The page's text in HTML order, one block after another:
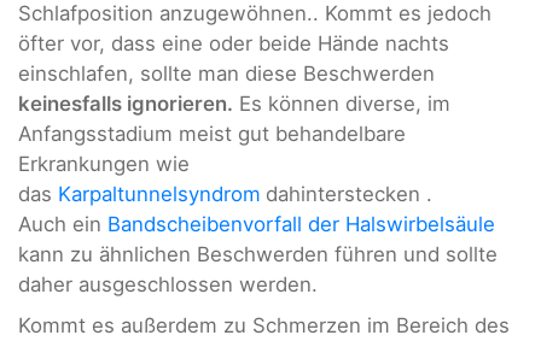
Schlafposition anzugewöhnen.. Kommt es jedoch
öfter vor, dass eine oder beide Hände nachts
einschlafen, sollte man diese Beschwerden
keinesfalls ignorieren. Es können diverse, im
Anfangsstadium meist gut behandelbare
Erkrankungen wie
das Karpaltunnelsyndrom dahinterstecken .
Auch ein Bandscheibenvorfall der Halswirbelsäule
kann zu ähnlichen Beschwerden führen und sollte
daher ausgeschlossen werden.
Kommt es außerdem zu Schmerzen im Bereich des